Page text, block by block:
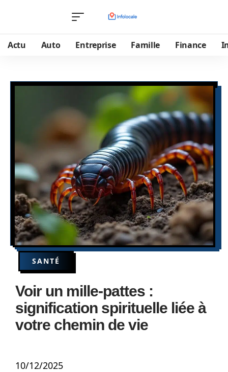
Actu Auto Entreprise Famille Finance
SANTÉ
Voir un mille-pattes :
signification spirituelle liée à
votre chemin de vie
10/12/2025